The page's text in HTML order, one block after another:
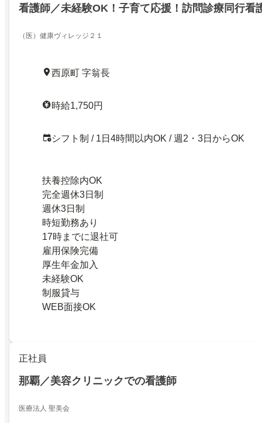
看護師／未経験OK！子育て応援！訪問診療同行看
（医）健康ヴィレッジ２１
西原町 字翁長
時給1,750円
シフト制 / 1日4時間以内OK / 週2・3日からOK
扶養控除内OK
完全週休3日制
週休3日制
時短勤務あり
17時までに退社可
雇用保険完備
厚生年金加入
未経験OK
制服貸与
WEB面接OK
正社員
那覇／美容クリニックでの看護師
医療法人 聖美会